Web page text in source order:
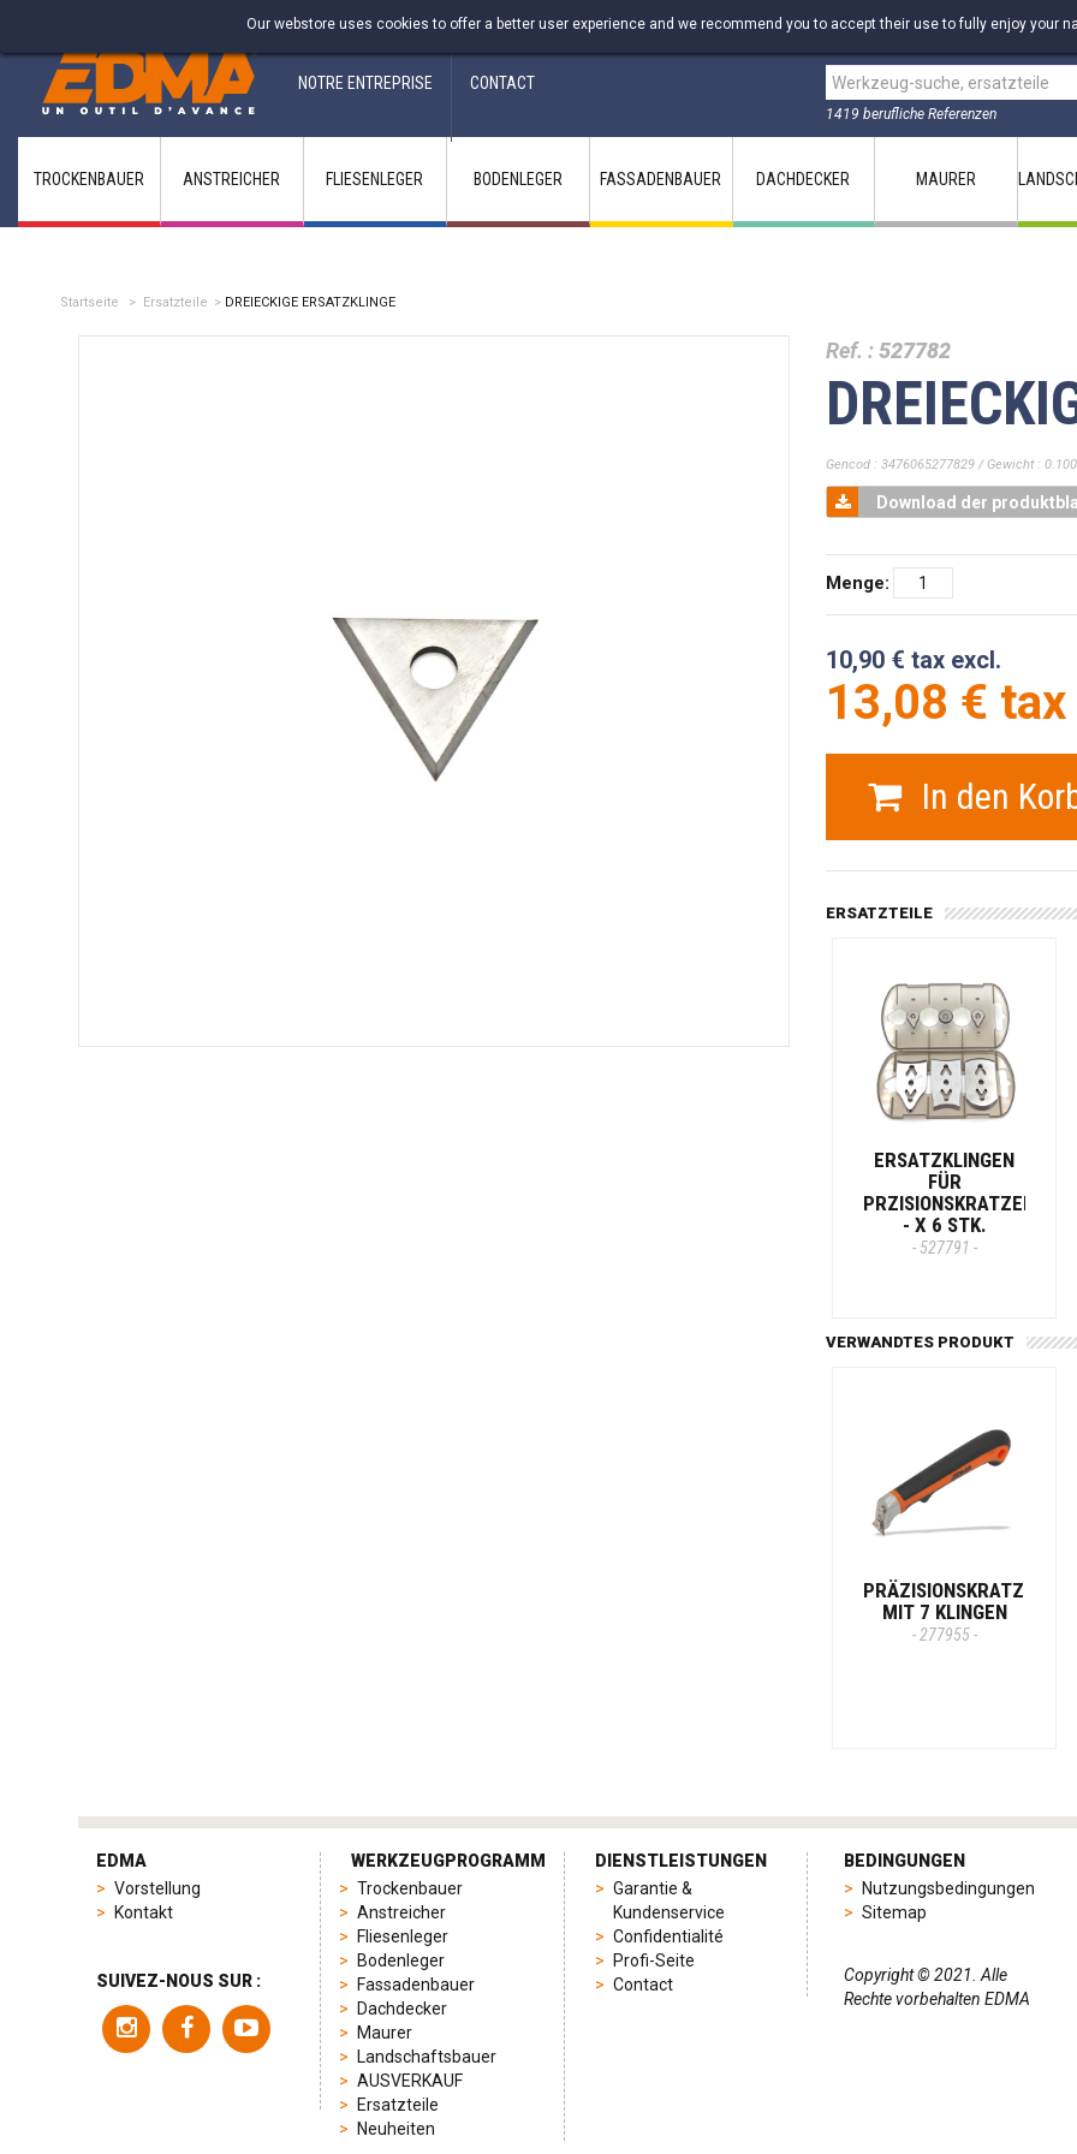
Fabricant francais depuis 1937
NOTRE ENTREPRISE CONTACT
1419 berufliche Referenzen
Our webstore uses cookies to offer a better user experience and we recommend you to accept their use to fully enjoy your
TROCKENBAUER ANSTREICHER FLIESENLEGER BODENLEGER FASSADENBAUER DACHDECKER MAURER
Startseite > Ersatzteile > DREIECKIGE ERSATZKLINGE
Ref. :527782
Gencod : 3476065277829 / Gewicht :
Download der
Menge:
10,90 € tax excl.
13,08 €
In den
ERSATZTEILE
ERSATZKLINGEN
FÜR
PRZISIONSKRATZER
- X 6 STK.
- 527791 -
VERWANDTES PRODUKT
PRÄZISIONSKRATZER
MIT 7 KLINGEN
- 277955 -
EDMA
Vorstellung
Kontakt
SUIVEZ-NOUS SUR :
WERKZEUGPROGRAMM
Trockenbauer
Anstreicher
Fliesenleger
Bodenleger
Fassadenbauer
Dachdecker
Maurer
Landschaftsbauer
AUSVERKAUF
Ersatzteile
Neuheiten
DIENSTLEISTUNGEN
Garantie &
Kundenservice
Confidentialité
Profi-Seite
Contact
BEDINGUNGEN
Nutzungsbedingungen
Sitemap
Copyright © 2021. Alle
Rechte vorbehalten EDMA